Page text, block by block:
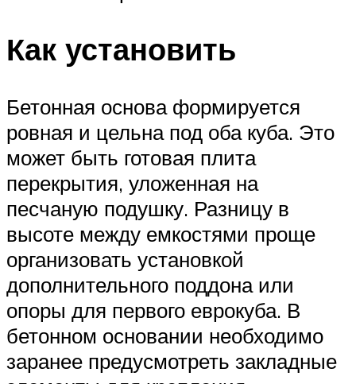
Как установить
Бетонная основа формируется
ровная и цельна под оба куба. Это
может быть готовая плита
перекрытия, уложенная на
песчаную подушку. Разницу в
высоте между емкостями проще
организовать установкой
дополнительного поддона или
опоры для первого еврокуба. В
бетонном основании необходимо
заранее предусмотреть закладные